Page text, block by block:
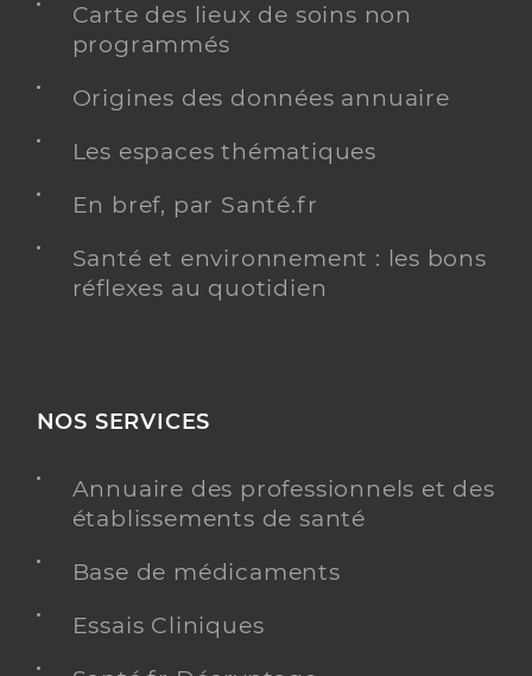
Carte des lieux de soins non
programmés
Origines des données annuaire
Les espaces thématiques
En bref, par Santé.fr
Santé et environnement : les bons
réflexes au quotidien
NOS SERVICES
Annuaire des professionnels et des
établissements de santé
Base de médicaments
Essais Cliniques